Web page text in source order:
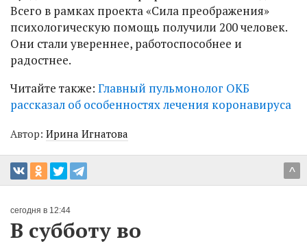
Всего в рамках проекта «Сила преображения»
психологическую помощь получили 200 человек.
Они стали увереннее, работоспособнее и
радостнее.
Читайте также: Главный пульмонолог ОКБ
рассказал об особенностях лечения коронавируса
Автор: Ирина Игнатова
^
сегодня в 12:44
В субботу во